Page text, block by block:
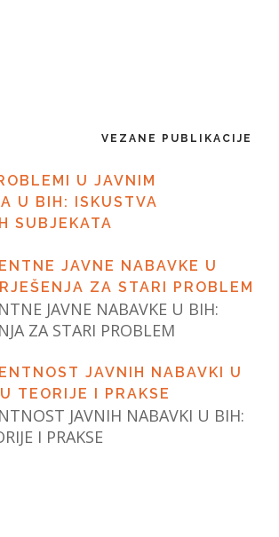
VEZANE PUBLIKACIJE
U JAVNIM
U BIH: ISKUSTVA
SUBJEKATA
JAVNE NABAVKE U
ZA STARI PROBLEM
JAVNE NABAVKE U BIH:
ZA STARI PROBLEM
JAVNIH NABAVKI U
TEORIJE I PRAKSE
JAVNIH NABAVKI U BIH:
I PRAKSE